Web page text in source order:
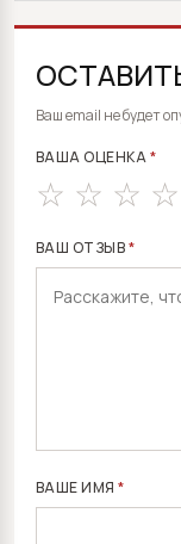
Ваш email не будет
ВАША ОЦЕНКА*
ВАШ ОТЗЫВ*
ВАШЕ ИМЯ*
ALTERNATIVE: